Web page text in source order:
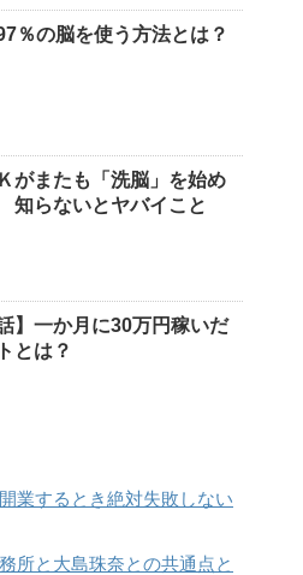
％の脳を使う方法とは？
がまたも「洗脳」を始め
らないとヤバイこと
話】一か月に30万円稼いだ
とは？
業するとき絶対失敗しない
所と大島珠奈との共通点と